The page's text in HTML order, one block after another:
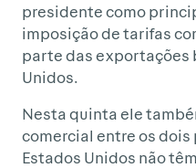
presidente como
imposição de tarifas
parte das exportações
Unidos.
Nesta quinta ele
comercial entre os dois
Estados Unidos não